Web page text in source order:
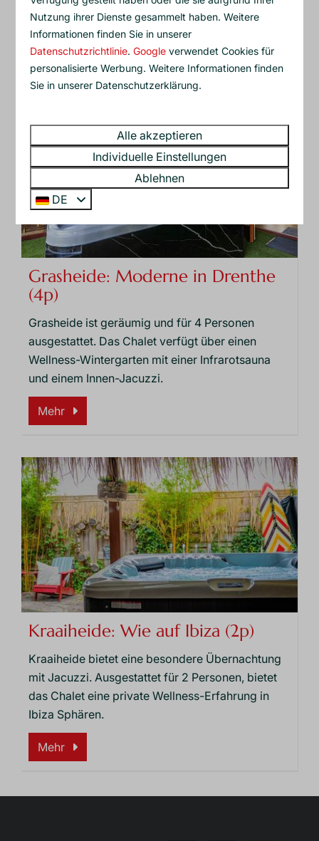
begehbare Sauna und einen privaten Jacuzzi auf
der Veranda.
Mehr
Grasheide: Moderne in Drenthe
(4p)
Grasheide ist geräumig und für 4 Personen
ausgestattet. Das Chalet verfügt über einen
Wellness-Wintergarten mit einer Infrarotsauna
und einem Innen-Jacuzzi.
Mehr
Kraaiheide: Wie auf Ibiza (2p)
Kraaiheide bietet eine besondere Übernachtung
mit Jacuzzi. Ausgestattet für 2 Personen, bietet
das Chalet eine private Wellness-Erfahrung in
Ibiza Sphären.
Mehr
Nutzung ihrer Dienste gesammelt haben. Weitere
Informationen finden Sie in unserer
Datenschutzrichtlinie.Google verwendet Cookies für
personalisierte Werbung. Weitere Informationen finden
Sie in unserer Datenschutzerklärung.
Alle akzeptieren
Individuelle Einstellungen
Ablehnen
DE